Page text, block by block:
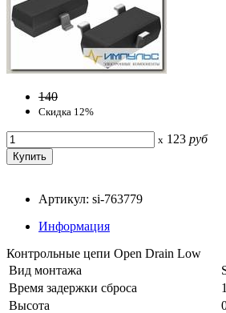
140
Скидка 12%
x 123 руб
Артикул: si-763779
Информация
Контрольные цепи Open Drain Low
Вид монтажа
Время задержки сброса
Высота